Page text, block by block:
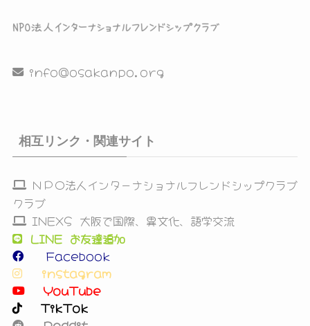
info@osakanpo.org
相互リンク・関連サイト
ＮＰＯ法人インターナショナルフレンドシップクラブ
クラブ
INEXS 大阪で国際、異文化、語学交流
LINE お友達追加
Facebook
instagram
YouTube
TikTok